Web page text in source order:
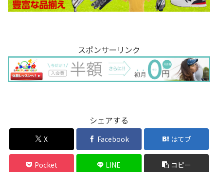
スポンサーリンク
シェアする
X Facebook はてブ
Pocket LINE コピー